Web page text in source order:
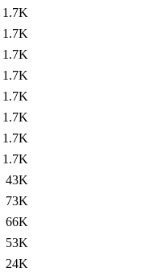
1.7K
1.7K
1.7K
1.7K
1.7K
1.7K
1.7K
1.7K
43K
73K
66K
53K
24K